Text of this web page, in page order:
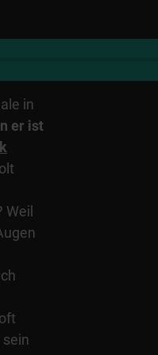
in
er ist
Weil